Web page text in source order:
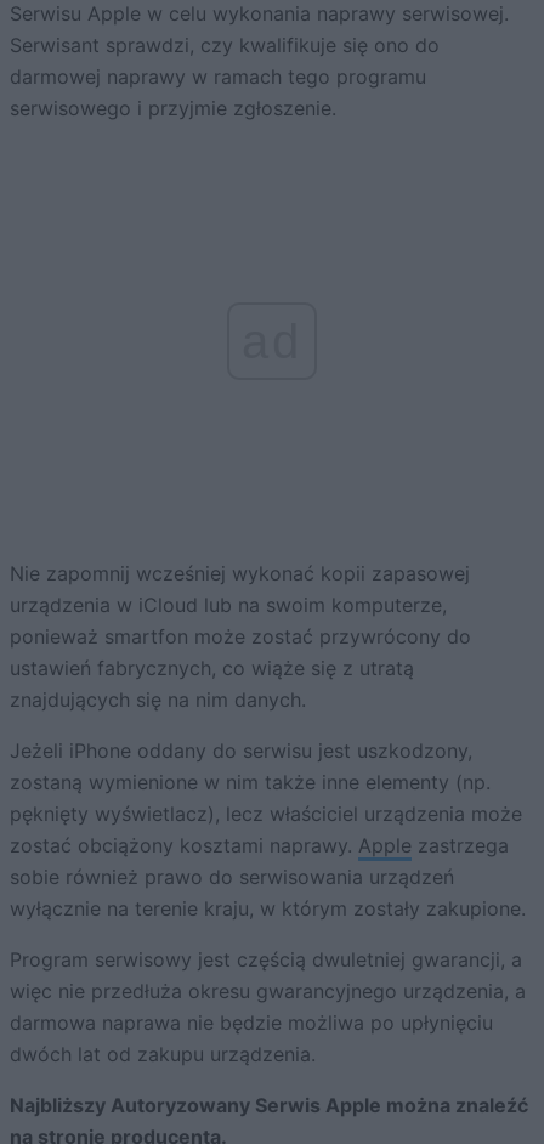
Serwisu Apple w celu wykonania naprawy serwisowej.
Serwisant sprawdzi, czy kwalifikuje się ono do
darmowej naprawy w ramach tego programu
serwisowego i przyjmie zgłoszenie.
Nie zapomnij wcześniej wykonać kopii zapasowej
urządzenia w iCloud lub na swoim komputerze,
ponieważ smartfon może zostać przywrócony do
ustawień fabrycznych, co wiąże się z utratą
znajdujących się na nim danych.
Jeżeli iPhone oddany do serwisu jest uszkodzony,
zostaną wymienione w nim także inne elementy (np.
pęknięty wyświetlacz), lecz właściciel urządzenia może
zostać obciążony kosztami naprawy. Apple zastrzega
sobie również prawo do serwisowania urządzeń
wyłącznie na terenie kraju, w którym zostały zakupione.
Program serwisowy jest częścią dwuletniej gwarancji, a
więc nie przedłuża okresu gwarancyjnego urządzenia, a
darmowa naprawa nie będzie możliwa po upłynięciu
dwóch lat od zakupu urządzenia.
Najbliższy Autoryzowany Serwis Apple można znaleźć
na stronie producenta.